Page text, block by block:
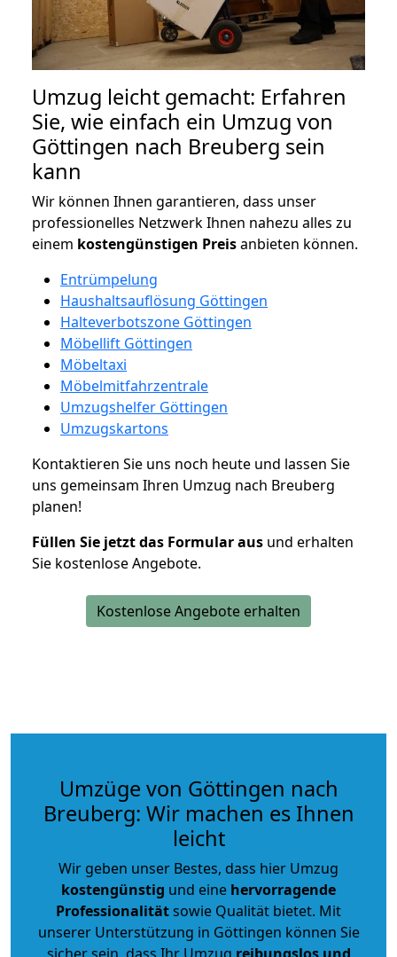
Umzug leicht gemacht: Erfahren
Sie, wie einfach ein Umzug von
Göttingen nach Breuberg sein
kann
Wir können Ihnen garantieren, dass unser
professionelles Netzwerk Ihnen nahezu alles zu
einem kostengünstigen Preisanbieten können.
Entrümpelung
Haushaltsauflösung Göttingen
Halteverbotszone Göttingen
Möbellift Göttingen
Möbeltaxi
Möbelmitfahrzentrale
Umzugshelfer Göttingen
Umzugskartons
Kontaktieren Sie uns noch heute und lassen Sie
uns gemeinsam Ihren Umzug nach Breuberg
planen!
Füllen Sie jetzt das Formular aus und erhalten
Sie kostenlose Angebote.
Kostenlose Angebote erhalten
Umzüge von Göttingen nach
Breuberg: Wir machen es Ihnen
leicht
Wir geben unser Bestes, dass hier Umzug
kostengünstig und eine hervorragende
Professionalitätsowie Qualität bietet. Mit
unserer Unterstützung in Göttingen können Sie
sicher sein, dass Ihr Umzug reibungslos und